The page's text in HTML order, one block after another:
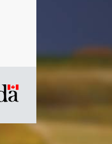
/
Symbole
du